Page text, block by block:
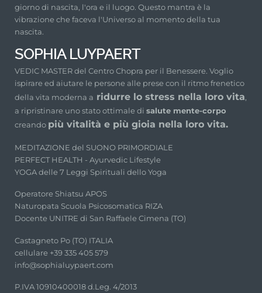
giorno di nascita, l'ora e il luogo. Questo mantra è la
vibrazione che faceva l'Universo al momento della tua
nascita.
SOPHIA LUYPAERT
VEDIC MASTER del Centro Chopra per il Benessere. Voglio
ispirare ed aiutare le persone alle prese con il ritmo frenetico
della vita moderna a ridurre lo stress nella loro vita,
a ripristinare uno stato ottimale di salute mente-corpo
creando più vitalità e più gioia nella loro vita.
MEDITAZIONE del SUONO PRIMORDIALE
PERFECT HEALTH - Ayurvedic Lifestyle
YOGA delle 7 Leggi Spirituali dello Yoga
Operatore Shiatsu APOS
Naturopata Scuola Psicosomatica RIZA
Docente UNITRE di San Raffaele Cimena (TO)
Castagneto Po (TO) ITALIA
cellulare +39 335 405 579
info@sophialuypaert.com
P.IVA 10910400018 d.Leg. 4/2013